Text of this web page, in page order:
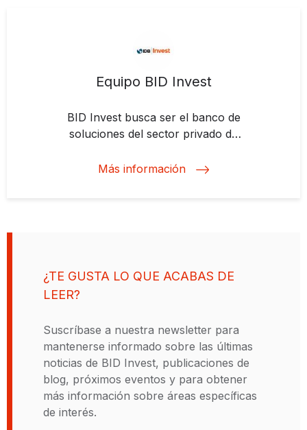
Equipo BID Invest
BID Invest busca ser el banco de
soluciones del sector privado de
Apoyamos proyectos para
contribuyen al desarrollo
sostenible de la región. Al igual que
Desarrollo (BID), nuestro
compromiso es con el crecimiento
económico y la inclusión social,
conceptos centrales de nuestra
identidad como parte del Grupo
BID. La diferencia es que nosotros
Más información
¿TE GUSTA LO QUE ACABAS DE
LEER?
Suscríbase a nuestra newsletter para
mantenerse informado sobre las últimas
noticias de BID Invest, publicaciones de
blog, próximos eventos y para obtener
más información sobre áreas específicas
de interés.